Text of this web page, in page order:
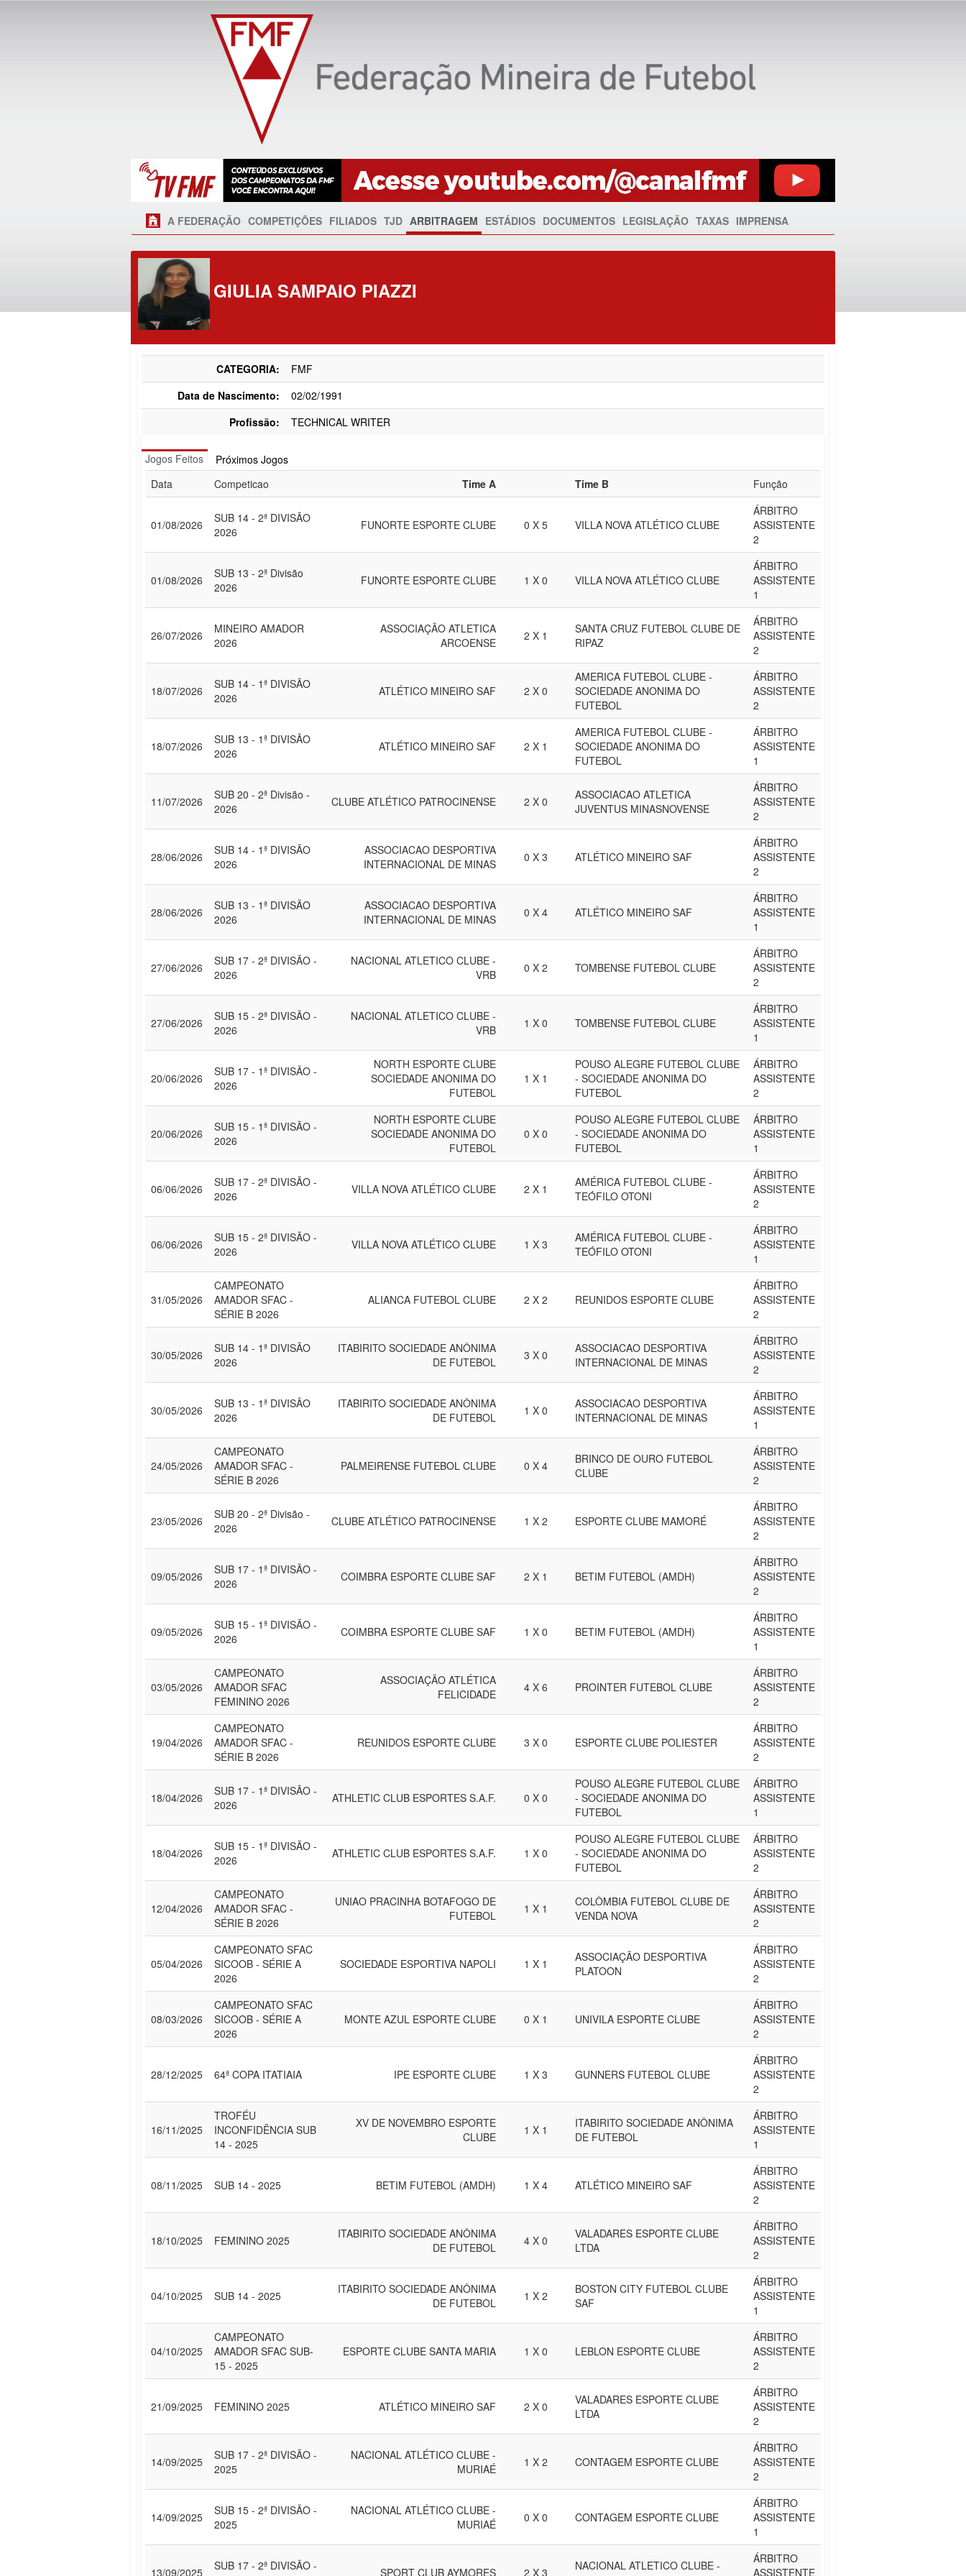
A FEDERAÇÃO COMPETIÇÕES FILIADOS TJD ARBITRAGEM ESTÁDIOS DOCUMENTOS LEGISLAÇÃO TAXAS IMPRENSA
GIULIA SAMPAIO PIAZZI
CATEGORIA:
FMF
Data de Nascimento:
02/02/1991
Profissão:
TECHNICAL WRITER
Jogos Feitos
Próximos Jogos
Data
Competicao Time A Time B Função
01/08/2026
SUB 14 - 2ª DIVISÃO
2026
FUNORTE ESPORTE CLUBE 0 X 5 VILLA NOVA ATLÉTICO CLUBE
ÁRBITRO
ASSISTENTE
2
01/08/2026
SUB 13 - 2ª Divisão
2026
FUNORTE ESPORTE CLUBE 1 X 0 VILLA NOVA ATLÉTICO CLUBE
ÁRBITRO
ASSISTENTE
1
26/07/2026
MINEIRO AMADOR
2026
ASSOCIAÇÃO ATLETICA
ARCOENSE
2 X 1
SANTA CRUZ FUTEBOL CLUBE DE
RIPAZ
ÁRBITRO
ASSISTENTE
2
18/07/2026
SUB 14 - 1ª DIVISÃO
2026
ATLÉTICO MINEIRO SAF 2 X 0
AMERICA FUTEBOL CLUBE -
SOCIEDADE ANONIMA DO
FUTEBOL
ÁRBITRO
ASSISTENTE
2
18/07/2026
SUB 13 - 1ª DIVISÃO
2026
ATLÉTICO MINEIRO SAF 2 X 1
AMERICA FUTEBOL CLUBE -
SOCIEDADE ANONIMA DO
FUTEBOL
ÁRBITRO
ASSISTENTE
1
11/07/2026
SUB 20 - 2ª Divisão -
2026
CLUBE ATLÉTICO PATROCINENSE 2 X 0
ASSOCIACAO ATLETICA
JUVENTUS MINASNOVENSE
ÁRBITRO
ASSISTENTE
2
28/06/2026
SUB 14 - 1ª DIVISÃO
2026
ASSOCIACAO DESPORTIVA
INTERNACIONAL DE MINAS
0 X 3 ATLÉTICO MINEIRO SAF
ÁRBITRO
ASSISTENTE
2
28/06/2026
SUB 13 - 1ª DIVISÃO
2026
ASSOCIACAO DESPORTIVA
INTERNACIONAL DE MINAS
0 X 4 ATLÉTICO MINEIRO SAF
ÁRBITRO
ASSISTENTE
1
27/06/2026
SUB 17 - 2ª DIVISÃO -
2026
NACIONAL ATLETICO CLUBE -
VRB
0 X 2 TOMBENSE FUTEBOL CLUBE
ÁRBITRO
ASSISTENTE
2
27/06/2026
SUB 15 - 2ª DIVISÃO -
2026
NACIONAL ATLETICO CLUBE -
VRB
1 X 0 TOMBENSE FUTEBOL CLUBE
ÁRBITRO
ASSISTENTE
1
20/06/2026
SUB 17 - 1ª DIVISÃO -
2026
NORTH ESPORTE CLUBE
SOCIEDADE ANONIMA DO
FUTEBOL
1 X 1
POUSO ALEGRE FUTEBOL CLUBE
- SOCIEDADE ANONIMA DO
FUTEBOL
ÁRBITRO
ASSISTENTE
2
20/06/2026
SUB 15 - 1ª DIVISÃO -
2026
NORTH ESPORTE CLUBE
SOCIEDADE ANONIMA DO
FUTEBOL
0 X 0
POUSO ALEGRE FUTEBOL CLUBE
- SOCIEDADE ANONIMA DO
FUTEBOL
ÁRBITRO
ASSISTENTE
1
06/06/2026
SUB 17 - 2ª DIVISÃO -
2026
VILLA NOVA ATLÉTICO CLUBE 2 X 1
AMÉRICA FUTEBOL CLUBE -
TEÓFILO OTONI
ÁRBITRO
ASSISTENTE
2
06/06/2026
SUB 15 - 2ª DIVISÃO -
2026
VILLA NOVA ATLÉTICO CLUBE 1 X 3
AMÉRICA FUTEBOL CLUBE -
TEÓFILO OTONI
ÁRBITRO
ASSISTENTE
1
31/05/2026
CAMPEONATO
AMADOR SFAC -
SÉRIE B 2026
ALIANCA FUTEBOL CLUBE 2 X 2 REUNIDOS ESPORTE CLUBE
ÁRBITRO
ASSISTENTE
2
30/05/2026
SUB 14 - 1ª DIVISÃO
2026
ITABIRITO SOCIEDADE ANÔNIMA
DE FUTEBOL
3 X 0
ASSOCIACAO DESPORTIVA
INTERNACIONAL DE MINAS
ÁRBITRO
ASSISTENTE
2
30/05/2026
SUB 13 - 1ª DIVISÃO
2026
ITABIRITO SOCIEDADE ANÔNIMA
DE FUTEBOL
1 X 0
ASSOCIACAO DESPORTIVA
INTERNACIONAL DE MINAS
ÁRBITRO
ASSISTENTE
1
24/05/2026
CAMPEONATO
AMADOR SFAC -
SÉRIE B 2026
PALMEIRENSE FUTEBOL CLUBE 0 X 4
BRINCO DE OURO FUTEBOL
CLUBE
ÁRBITRO
ASSISTENTE
2
23/05/2026
SUB 20 - 2ª Divisão -
2026
CLUBE ATLÉTICO PATROCINENSE 1 X 2 ESPORTE CLUBE MAMORÉ
ÁRBITRO
ASSISTENTE
2
09/05/2026
SUB 17 - 1ª DIVISÃO -
2026
COIMBRA ESPORTE CLUBE SAF 2 X 1 BETIM FUTEBOL (AMDH)
ÁRBITRO
ASSISTENTE
2
09/05/2026
SUB 15 - 1ª DIVISÃO -
2026
COIMBRA ESPORTE CLUBE SAF 1 X 0 BETIM FUTEBOL (AMDH)
ÁRBITRO
ASSISTENTE
1
03/05/2026
CAMPEONATO
AMADOR SFAC
FEMININO 2026
ASSOCIAÇÃO ATLÉTICA
FELICIDADE
4 X 6 PROINTER FUTEBOL CLUBE
ÁRBITRO
ASSISTENTE
2
19/04/2026
CAMPEONATO
AMADOR SFAC -
SÉRIE B 2026
REUNIDOS ESPORTE CLUBE 3 X 0 ESPORTE CLUBE POLIESTER
ÁRBITRO
ASSISTENTE
2
18/04/2026
SUB 17 - 1ª DIVISÃO -
2026
ATHLETIC CLUB ESPORTES S.A.F. 0 X 0
POUSO ALEGRE FUTEBOL CLUBE
- SOCIEDADE ANONIMA DO
FUTEBOL
ÁRBITRO
ASSISTENTE
1
18/04/2026
SUB 15 - 1ª DIVISÃO -
2026
ATHLETIC CLUB ESPORTES S.A.F. 1 X 0
POUSO ALEGRE FUTEBOL CLUBE
- SOCIEDADE ANONIMA DO
FUTEBOL
ÁRBITRO
ASSISTENTE
2
12/04/2026
CAMPEONATO
AMADOR SFAC -
SÉRIE B 2026
UNIAO PRACINHA BOTAFOGO DE
FUTEBOL
1 X 1
COLÔMBIA FUTEBOL CLUBE DE
VENDA NOVA
ÁRBITRO
ASSISTENTE
2
05/04/2026
CAMPEONATO SFAC
SICOOB - SÉRIE A
2026
SOCIEDADE ESPORTIVA NAPOLI 1 X 1
ASSOCIAÇÃO DESPORTIVA
PLATOON
ÁRBITRO
ASSISTENTE
2
08/03/2026
CAMPEONATO SFAC
SICOOB - SÉRIE A
2026
MONTE AZUL ESPORTE CLUBE 0 X 1 UNIVILA ESPORTE CLUBE
ÁRBITRO
ASSISTENTE
2
28/12/2025 64ª COPA ITATIAIA IPE ESPORTE CLUBE 1 X 3 GUNNERS FUTEBOL CLUBE
ÁRBITRO
ASSISTENTE
2
16/11/2025
TROFÉU
INCONFIDÊNCIA SUB
14 - 2025
XV DE NOVEMBRO ESPORTE
CLUBE
1 X 1
ITABIRITO SOCIEDADE ANÔNIMA
DE FUTEBOL
ÁRBITRO
ASSISTENTE
1
08/11/2025 SUB 14 - 2025 BETIM FUTEBOL (AMDH) 1 X 4 ATLÉTICO MINEIRO SAF
ÁRBITRO
ASSISTENTE
2
18/10/2025 FEMININO 2025
ITABIRITO SOCIEDADE ANÔNIMA
DE FUTEBOL
4 X 0
VALADARES ESPORTE CLUBE
LTDA
ÁRBITRO
ASSISTENTE
2
04/10/2025 SUB 14 - 2025
ITABIRITO SOCIEDADE ANÔNIMA
DE FUTEBOL
1 X 2
BOSTON CITY FUTEBOL CLUBE
SAF
ÁRBITRO
ASSISTENTE
1
04/10/2025
CAMPEONATO
AMADOR SFAC SUB-
15 - 2025
ESPORTE CLUBE SANTA MARIA 1 X 0 LEBLON ESPORTE CLUBE
ÁRBITRO
ASSISTENTE
2
21/09/2025 FEMININO 2025 ATLÉTICO MINEIRO SAF 2 X 0
VALADARES ESPORTE CLUBE
LTDA
ÁRBITRO
ASSISTENTE
2
14/09/2025
SUB 17 - 2ª DIVISÃO -
2025
NACIONAL ATLÉTICO CLUBE -
MURIAÉ
1 X 2 CONTAGEM ESPORTE CLUBE
ÁRBITRO
ASSISTENTE
2
14/09/2025
SUB 15 - 2ª DIVISÃO -
2025
NACIONAL ATLÉTICO CLUBE -
MURIAÉ
0 X 0 CONTAGEM ESPORTE CLUBE
ÁRBITRO
ASSISTENTE
1
13/09/2025
SUB 17 - 2ª DIVISÃO -
SPORT CLUB AYMORES 2 X 3
NACIONAL ATLETICO CLUBE -
ÁRBITRO
ASSISTENTE